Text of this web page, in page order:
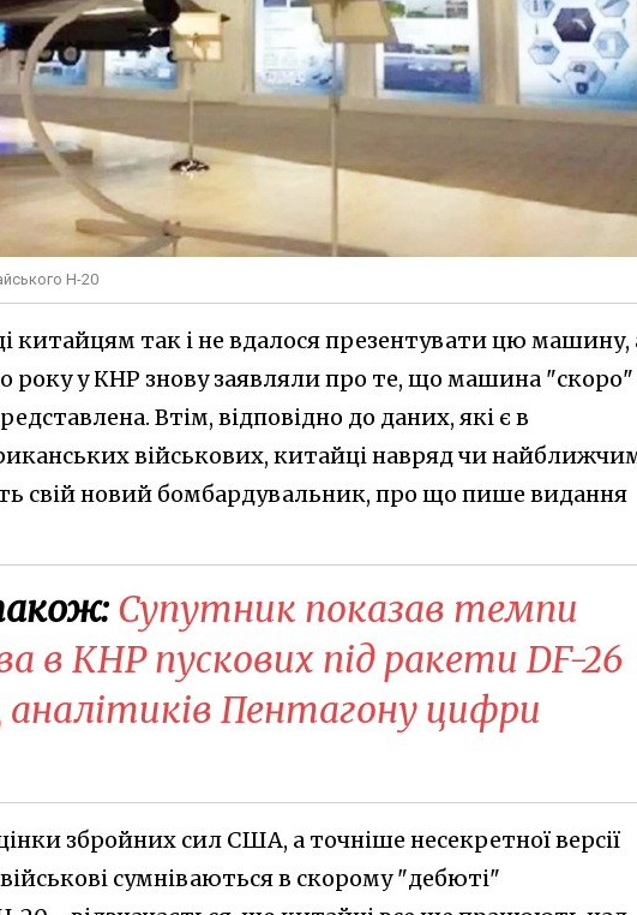
H-20
китайцям так і не вдалося презентувати цю машину,
року у КНР знову заявляли про те, що машина "скоро"
Втім, відповідно до даних, які є в
військових, китайці навряд чи
свій новий бомбардувальник, про що пише видання
Супутник показав темпи
в КНР пускових під ракети DF-26
Пентагону цифри
збройних сил США, а точніше несекретної версії
сумніваються в скорому "дебюті"